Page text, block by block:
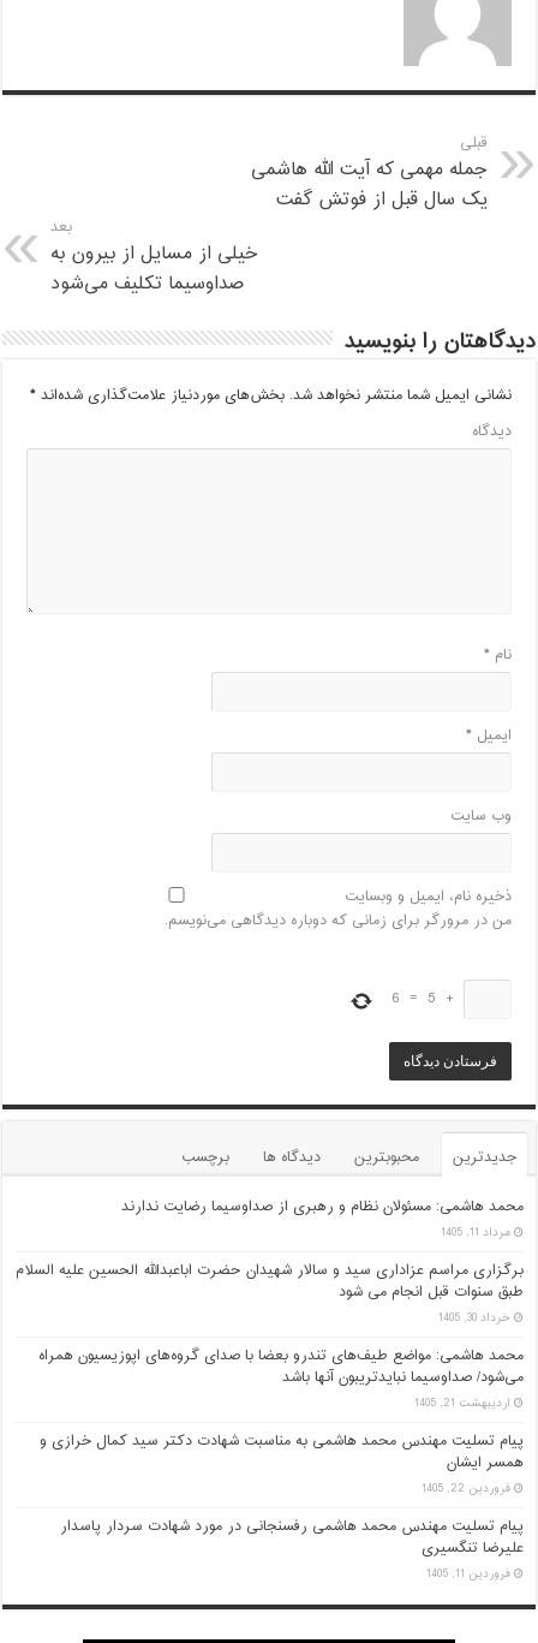
قبلی
جمله مهمی که آیت الله هاشمی
یک سال قبل از فوتش گفت
بعد
خیلی از مسایل از بیرون به
صداوسیما تکلیف می‌شود
دیدگاهتان را بنویسید
نشانی ایمیل شما منتشر نخواهد شد. بخش‌های موردنیاز علامت‌گذاری شده‌اند*
دیدگاه
نام *
ایمیل *
وب‌ سایت
ذخیره نام، ایمیل و وبسایت
من در مرورگر برای زمانی که دوباره دیدگاهی می‌نویسم.
+
5
=
6
جدیدترین محبوبترین دیدگاه ها برچسب
محمد هاشمی: مسئولان نظام و رهبری از صداوسیما رضایت ندارند
مرداد 11, 1405
برگزاری مراسم عزاداری سید و سالار شهیدان حضرت اباعبدالله الحسین علیه السلام
طبق سنوات قبل انجام می شود
خرداد 30, 1405
محمد هاشمی: مواضع طیف‌های تندرو بعضا با صدای گروه‌های اپوزیسیون همراه
می‌شود/ صداوسیما نبایدتریبون آنها باشد
اردیبهشت 21, 1405
پیام تسلیت مهندس محمد هاشمی به مناسبت شهادت دکتر سید کمال خرازی و
همسر ایشان
فروردین 22, 1405
پیام تسلیت مهندس محمد هاشمی رفسنجانی در مورد شهادت سردار پاسدار
علیرضا تنگسیری
فروردین 11, 1405